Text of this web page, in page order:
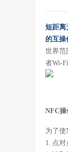
短距离
的互操
世界范
者Wi-
NFC操
为了使
1. 点对